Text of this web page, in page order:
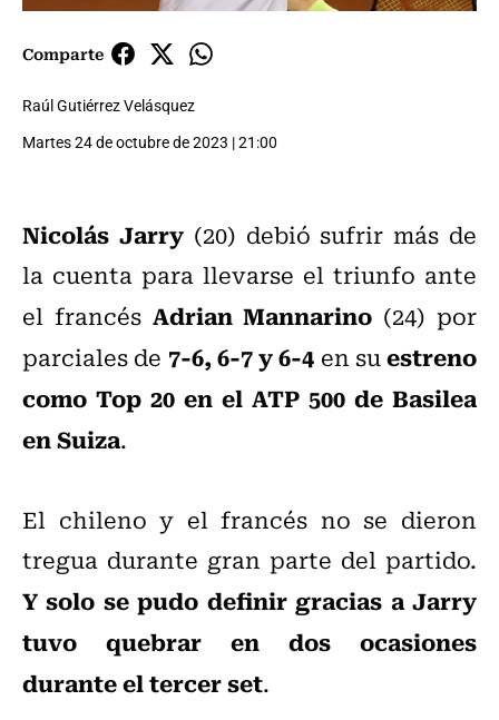
Comparte
Raúl Gutiérrez Velásquez
Martes 24 de octubre de 2023 | 21:00
Nicolás Jarry(20) debió sufrir más de
la cuenta para llevarse el triunfo ante
el francés Adrian Mannarino (24) por
parciales de 7-6, 6-7 y 6-4 en suestreno
como Top 20 en el ATP 500 de Basilea
en Suiza.
El chileno y el francés no se dieron
tregua durante gran parte del partido.
Y solo se pudo definir gracias a Jarry
tuvo quebrar en dos ocasiones
durante el tercer set.